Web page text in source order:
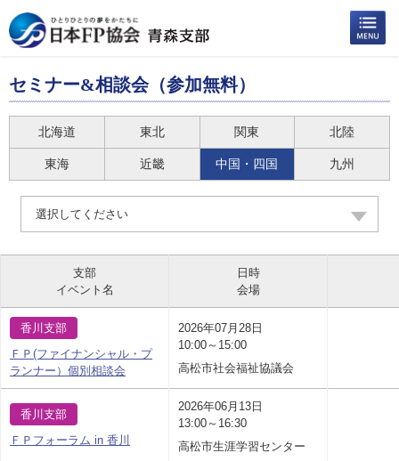
セミナー&相談会（参加無料）
北海道 東北 関東 北陸
東海 近畿 中国・四国 九州
選択してください
支部
イベント名
日時
会場
香川支部
ＦＰ(ファイナンシャル・プ
ランナー）個別相談会
2026年07月28日
10:00～15:00
高松市社会福祉協議会
香川支部
ＦＰフォーラム in 香川
2026年06月13日
13:00～16:30
高松市生涯学習センター